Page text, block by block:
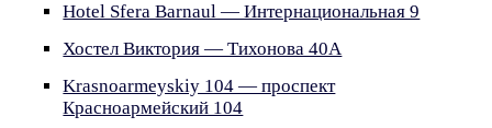
Hotel Sfera Barnaul — Интернациональная 9
Хостел Виктория — Тихонова 40А
Krasnoarmeyskiy 104 — проспект
Красноармейский 104